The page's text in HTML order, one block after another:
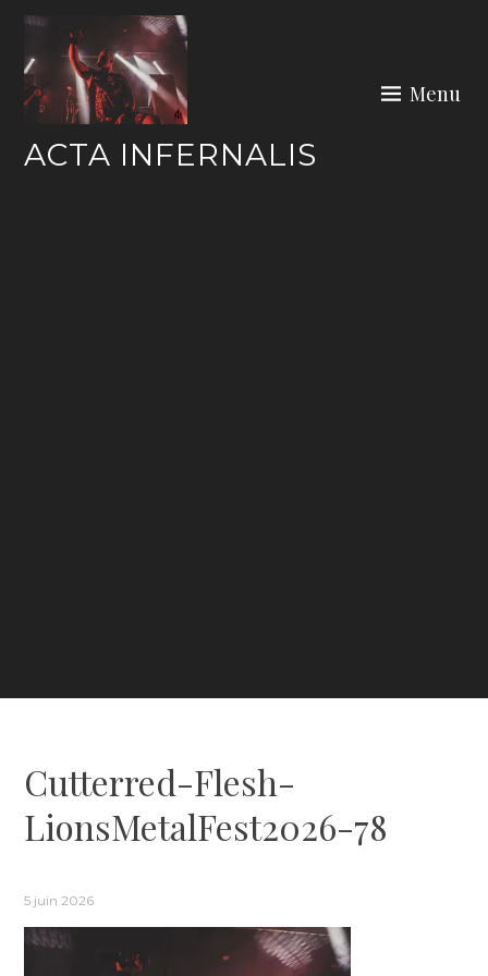
Skip
content
ACTA INFERNALIS
Menu
Cutterred-Flesh-
LionsMetalFest2026-78
5 juin 2026